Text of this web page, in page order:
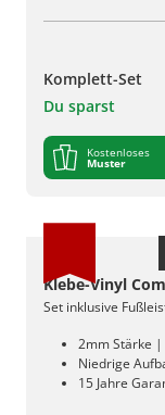
Komplett-Set
Du sparst
Kostenloses
Muster
Klebe-Vinyl
Set inklusive
2mm Stärke |
Niedrige
15 Jahre